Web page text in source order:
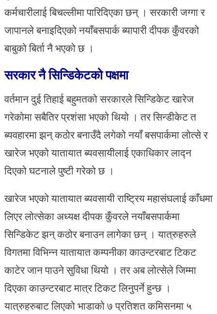
कर्मचारीलाई बिचल्लीमा पारिदिएका छन् । सरकारी जग्गा र
जापानले बनाइदिएको नयाँबसपार्क ब्यापारी दीपक कुँवरको
बाबुको बिर्ता नै भएको छ ।
सरकार नै सिन्डिकेटको पक्षमा
वर्तमान दुई तिहाई बहुमतको सरकारले सिन्डिकेट खारेज
गरेकोमा सबैतिर प्रशंसा भएको थियो । तर सिन्डीकेट त
ब्यवहारमा झन् कठोर बनाउँदै लगेको नयाँ बसपार्कमा लोत्से र
खारेज भएको यातायात ब्यवसायीलाई एकाधिकार लाद्न
दिएको घटनाले पुष्टी गरेको छ ।
खारेज भएको यातायात ब्यवसायी राष्ट्रिय महासंघलाई काँधमा
लिएर लोत्सेका अध्यक्ष दीपक कुँवरले नयाँबसपार्कमा
सिन्डिकेट झन् कठोर बनाउन लागेका छन् । यात्रुहरुले
विगतमा विभिन्न यातायात कम्पनीका काउन्टरबाट टिकट
काटेर जान पाउने सुविधा थियो । तर अब लोत्सेले जिम्मा
दिएका काउन्टरबाट मात्र टिकट लिनुपर्ने हुन्छ ।
यात्रुहरुबाट लिएको भाडाको ७ प्रतिशत कमिसनमा ५